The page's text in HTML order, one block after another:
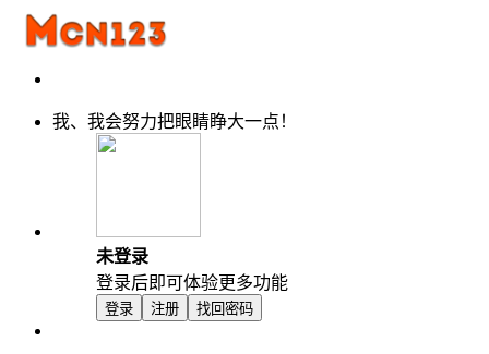
我、我会努力把眼睛睁大一点！
未登录
登录后即可体验更多功能
登录 注册 找回密码